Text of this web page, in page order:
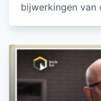
bijwerkingen van